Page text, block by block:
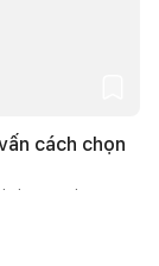
cách chọn
| lượt xem